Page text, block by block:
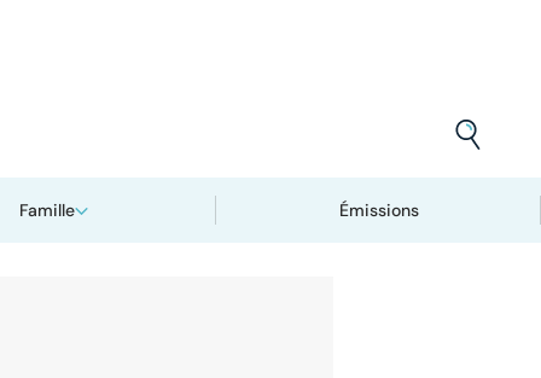
Famille Émissions